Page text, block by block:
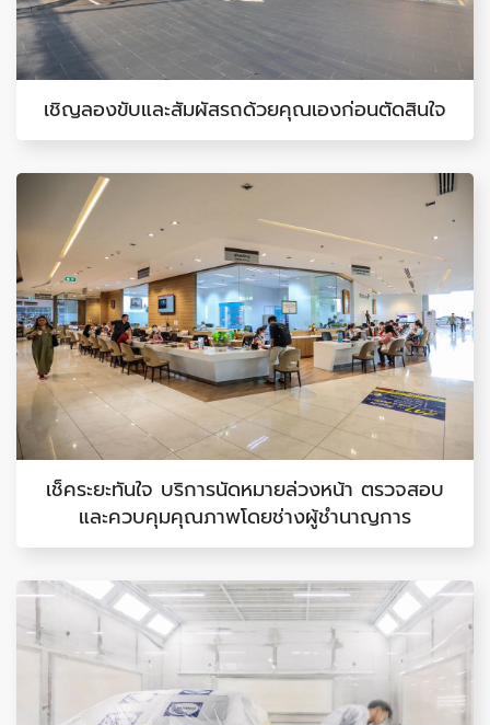
เชิญลองขับและสัมผัสรถด้วยคุณเองก่อนตัดสินใจ
เช็คระยะทันใจ บริการนัดหมายล่วงหน้า ตรวจสอบ
และควบคุมคุณภาพโดยช่างผู้ชำนาญการ